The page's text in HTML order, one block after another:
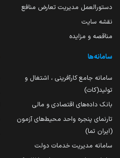
دستورالعمل مدیریت تعارض منافع
نقشه سایت
مناقصه و مزایده
سامانه‌ها
سامانه جامع کارآفرینی ، اشتغال و
تولید(کات)
بانک داده‌های اقتصادی و مالی
تارنمای پنجره واحد محیط‌های آزمون
(ایران تما)
سامانه مدیریت خدمات دولت